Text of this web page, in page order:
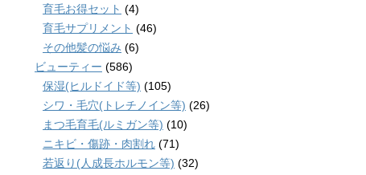
育毛お得セット (4)
育毛サプリメント (46)
その他髪の悩み (6)
ビューティー (586)
保湿(ヒルドイド等) (105)
シワ・毛穴(トレチノイン等) (26)
まつ毛育毛(ルミガン等) (10)
ニキビ・傷跡・肉割れ (71)
若返り(人成長ホルモン等) (32)